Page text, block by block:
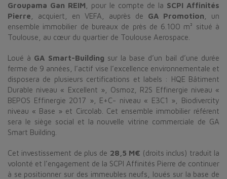
Groupama Gan REIM , pour le compte de la SCPI Affinités
Pierre , acquiert, en VEFA, auprès de GA Promotion , un
ensemble immobilier de bureaux de près de 6.100 m² situé à
Toulouse, au cœur du quartier de Toulouse Aerospace.
Loué à GA Smart-Building sur la base d’un bail d’une durée
ferme de 9 années, l’actif vise l’excellence environnementale et
disposera de plusieurs certifications et labels : HQE Bâtiment
Durable niveau « Excellent », Osmoz, R2S Effinergie niveau «
BEPOS Effinergie 2017 », E+C- niveau « E3C1 », Biodivercity
niveau « Base » et Circolab. Cet ensemble immobilier référent
sera le siège social et la nouvelle vitrine commerciale de GA
Smart Building.
Cet investissement de plus de 28,5 M€ (droits inclus) traduit la
volonté et l’engagement de la SCPI Affinités Pierre de continuer
à se positionner sur des immeubles neufs, loués sur la base de